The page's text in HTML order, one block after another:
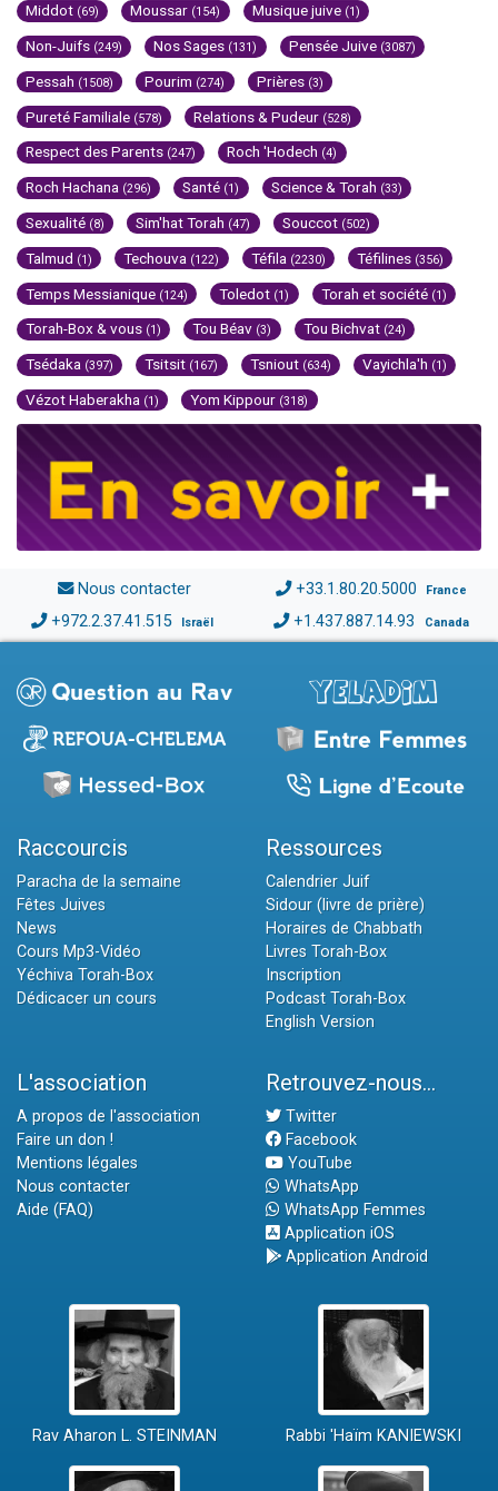
Middot (69) Moussar (154) Musique juive (1)
Non-Juifs (249) Nos Sages (131) Pensée Juive (3087)
Pessah (1508) Pourim (274) Prières (3)
Pureté Familiale (578) Relations & Pudeur (528)
Respect des Parents (247) Roch 'Hodech (4)
Roch Hachana (296) Santé (1) Science & Torah (33)
Sexualité (8) Sim'hat Torah (47) Souccot (502)
Talmud (1) Techouva (122) Téfila (2230) Téfilines (356)
Temps Messianique (124) Toledot (1) Torah et société (1)
Torah-Box & vous (1) Tou Béav (3) Tou Bichvat (24)
Tsédaka (397) Tsitsit (167) Tsniout (634) Vayichla'h (1)
Vézot Haberakha (1) Yom Kippour (318)
Nous contacter +33.1.80.20.5000 France
+972.2.37.41.515 Israël +1.437.887.14.93 Canada
Raccourcis
Paracha de la semaine
Fêtes Juives
News
Cours Mp3-Vidéo
Yéchiva Torah-Box
Dédicacer un cours
Ressources
Calendrier Juif
Sidour (livre de prière)
Horaires de Chabbath
Livres Torah-Box
Inscription
Podcast Torah-Box
English Version
L'association
A propos de l'association
Faire un don !
Mentions légales
Nous contacter
Aide (FAQ)
Retrouvez-nous...
Twitter
Facebook
YouTube
WhatsApp
WhatsApp Femmes
Application iOS
Application Android
Rav Aharon L. STEINMAN Rabbi 'Haïm KANIEWSKI